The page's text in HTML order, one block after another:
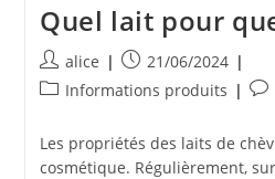
Quel lait pour
Auteur/autrice
de
alice
Publication
publiée :
21/06/2024
PostInformations produits
la
Les propriétés des laits de
cosmétique. Régulièrement,